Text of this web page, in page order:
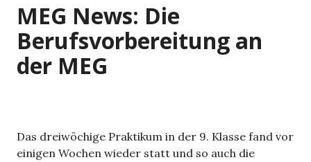
MEG News: Die
Berufsvorbereitung an
der MEG
Das dreiwöchige Praktikum in der 9. Klasse fand vor
einigen Wochen wieder statt und so auch die